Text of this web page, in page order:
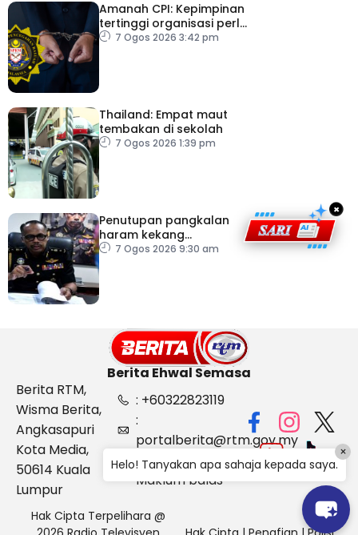
Amanah CPI: Kepimpinan
tertinggi organisasi perlu
pacu reformasi radikal
7 Ogos 2026 3:42 pm
Thailand: Empat maut
tembakan di sekolah
7 Ogos 2026 1:39 pm
Penutupan pangkalan
haram kekang
penyeludupan di
7 Ogos 2026 9:30 am
×
Berita Ehwal Semasa
Berita RTM,
Wisma Berita,
Angkasapuri
Kota Media,
50614 Kuala
Lumpur
: +60322823119
:
portalberita@rtm.gov.my
: Aduan &
Maklum balas
Hak Cipta Terpelihara @
Helo! Tanyakan apa sahaja kepada saya.
×